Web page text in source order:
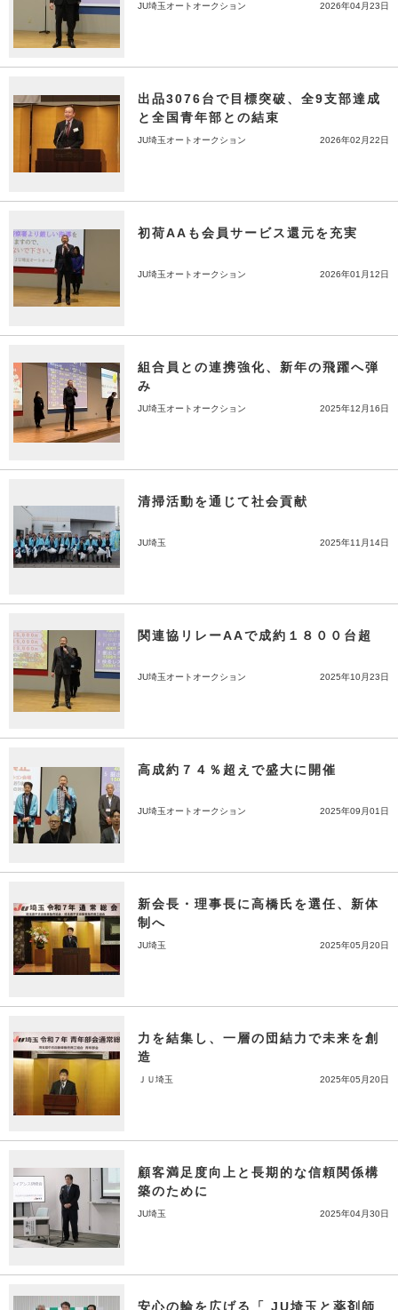
JU埼玉オートオークション 2026年04月23日
出品3076台で目標突破、全9支部達成
と全国青年部との結束
JU埼玉オートオークション 2026年02月22日
初荷AAも会員サービス還元を充実
JU埼玉オートオークション 2026年01月12日
組合員との連携強化、新年の飛躍へ弾
み
JU埼玉オートオークション 2025年12月16日
清掃活動を通じて社会貢献
JU埼玉 2025年11月14日
関連協リレーAAで成約１８００台超
JU埼玉オートオークション 2025年10月23日
高成約７４％超えで盛大に開催
JU埼玉オートオークション 2025年09月01日
新会長・理事長に高橋氏を選任、新体
制へ
JU埼玉 2025年05月20日
力を結集し、一層の団結力で未来を創
造
ＪＵ埼玉 2025年05月20日
顧客満足度向上と長期的な信頼関係構
築のために
JU埼玉 2025年04月30日
安心の輪を広げる「 JU埼玉と薬剤師